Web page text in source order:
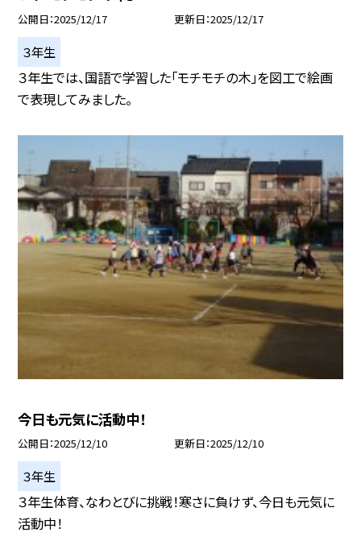
公開日 2025/12/17 更新日 2025/12/17
３年生
３年生では、国語で学習した「モチモチの木」を図工で絵画
で表現してみました。
今日も元気に活動中！
公開日 2025/12/10 更新日 2025/12/10
３年生
３年生体育、なわとびに挑戦！寒さに負けず、今日も元気に
活動中！